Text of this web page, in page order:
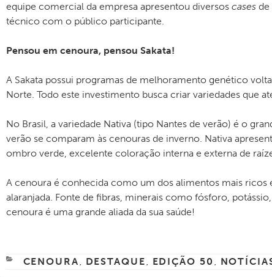
equipe comercial da empresa apresentou diversos cases de
técnico com o público participante.
Pensou em cenoura, pensou Sakata!
A Sakata possui programas de melhoramento genético
Norte. Todo este investimento busca criar variedades que
No Brasil, a variedade Nativa (tipo Nantes de verão) é o
verão se comparam às cenouras de inverno. Nativa
ombro verde, excelente coloração interna e externa de
A cenoura é conhecida como um dos alimentos mais
alaranjada. Fonte de fibras, minerais como fósforo,
cenoura é uma grande aliada da sua saúde!
CATEGORIAS
CENOURA , DESTAQUE , EDIÇÃO 50 ,